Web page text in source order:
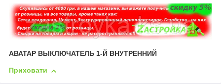
АВАТАР ВЫКЛЮЧАТЕЛЬ 1-Й ВНУТРЕННИЙ
Приховати